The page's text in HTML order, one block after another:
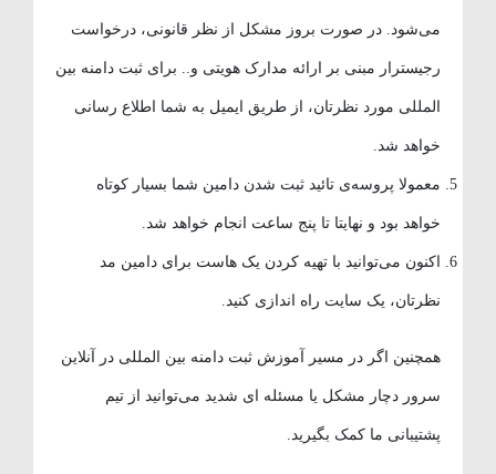
می‌شود. در صورت بروز مشکل از نظر قانونی، درخواست
رجیسترار مبنی بر ارائه مدارک هویتی و.. برای ثبت دامنه بین
المللی مورد نظرتان، از طریق ایمیل به شما اطلاع رسانی
خواهد شد.
معمولا پروسه‌ی تائید ثبت شدن دامین شما بسیار کوتاه
خواهد بود و نهایتا تا پنج ساعت انجام خواهد شد.
اکنون می‌توانید با تهیه کردن یک هاست برای دامین مد
نظرتان، یک سایت راه اندازی کنید.
همچنین اگر در مسیر آموزش ثبت دامنه بین المللی در آنلاین
سرور دچار مشکل یا مسئله ای شدید می‌توانید از تیم
پشتیبانی ما کمک بگیرید.